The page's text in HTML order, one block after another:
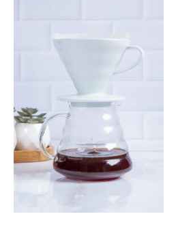
© 2025, Все права защищены.
Политика конфиденциальности
Согласие на обработку персональных данных
Разработка сайта